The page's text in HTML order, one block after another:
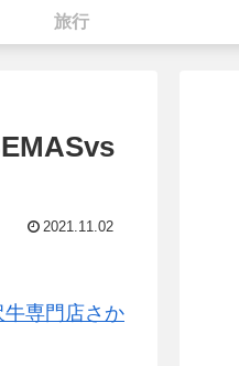
旅行
2021.11.02
専門店さか